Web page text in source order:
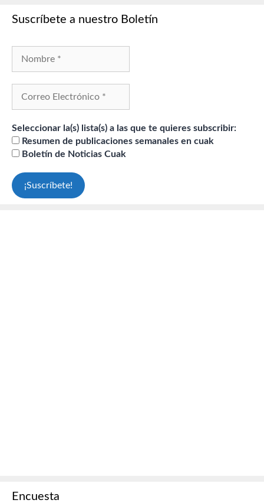
Suscríbete a nuestro Boletín
Seleccionar la(s) lista(s) a las que te quieres subscribir:
Resumen de publicaciones semanales en cuak
Boletín de Noticias Cuak
Encuesta